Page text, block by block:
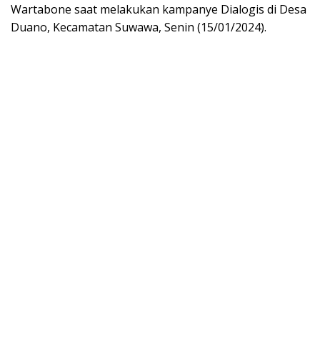
Wartabone saat melakukan kampanye Dialogis di Desa
Duano, Kecamatan Suwawa, Senin (15/01/2024).